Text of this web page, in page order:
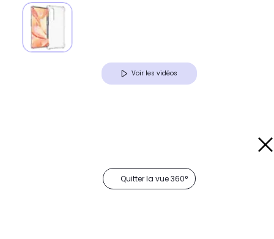
Voir les vidéos
Quitter la vue 360°